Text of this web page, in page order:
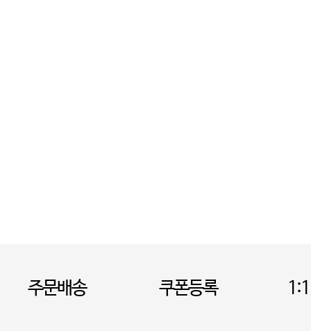
주문배송 쿠폰등록